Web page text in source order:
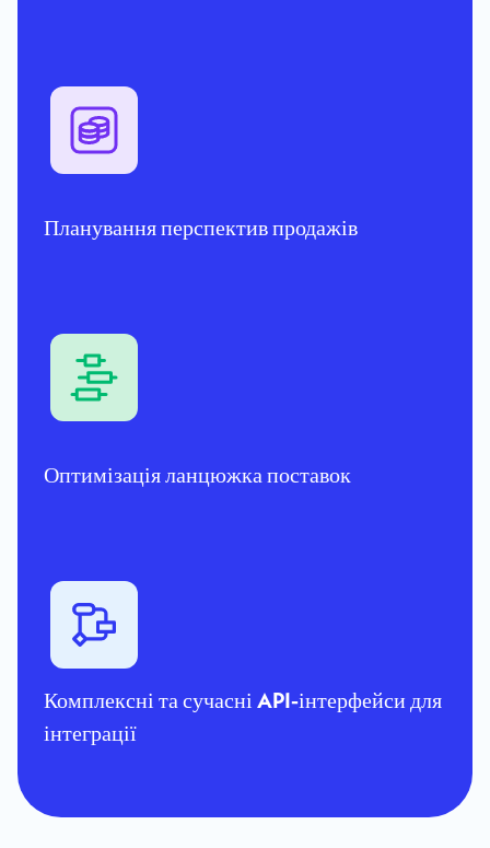
Планування перспектив продажів
Оптимізація ланцюжка поставок
Комплексні та сучасні API-інтерфейси для
інтеграції